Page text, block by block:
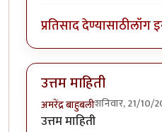
प्रतिसाद देण्यासाठीलॉग
उत्तम माहिती
अमरेंद्र बाहुबलीशनिवार, 21/10/
उत्तम माहिती